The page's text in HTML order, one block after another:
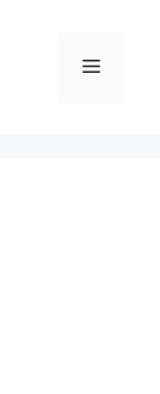
MENU